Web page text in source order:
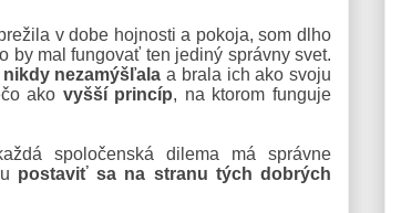
v dobe hojnosti a pokoja, som dlho
by mal fungovať ten jediný správny svet.
nezamýšľala a brala ich ako svoju
ako vyšší princíp, na ktorom funguje
spoločenská dilema má správne
postaviť sa na stranu tých dobrých